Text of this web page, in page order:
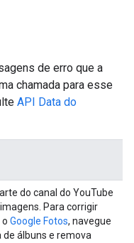
de erro que a
chamada para esse
API Data do
do canal do YouTube
Para corrigir
o Google Fotos, navegue
de álbuns e remova